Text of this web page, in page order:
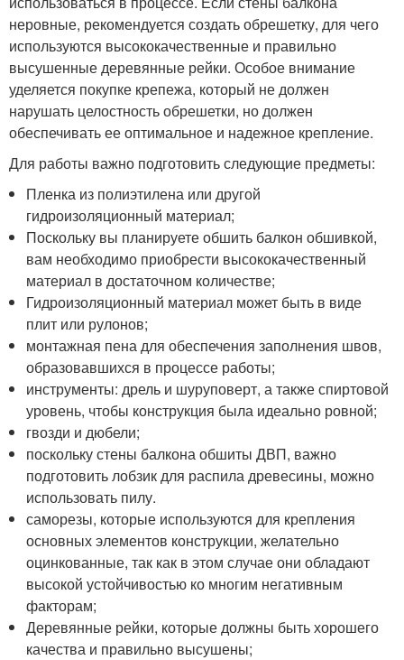
неровные, рекомендуется создать обрешетку, для чего
используются высококачественные и правильно
высушенные деревянные рейки. Особое внимание
уделяется покупке крепежа, который не должен
нарушать целостность обрешетки, но должен
обеспечивать ее оптимальное и надежное крепление.
Для работы важно подготовить следующие предметы:
Пленка из полиэтилена или другой
гидроизоляционный материал;
Поскольку вы планируете обшить балкон обшивкой,
вам необходимо приобрести высококачественный
материал в достаточном количестве;
Гидроизоляционный материал может быть в виде
плит или рулонов;
монтажная пена для обеспечения заполнения швов,
образовавшихся в процессе работы;
инструменты: дрель и шуруповерт, а также спиртовой
уровень, чтобы конструкция была идеально ровной;
гвозди и дюбели;
поскольку стены балкона обшиты ДВП, важно
подготовить лобзик для распила древесины, можно
использовать пилу.
саморезы, которые используются для крепления
основных элементов конструкции, желательно
оцинкованные, так как в этом случае они обладают
высокой устойчивостью ко многим негативным
факторам;
Деревянные рейки, которые должны быть хорошего
качества и правильно высушены;